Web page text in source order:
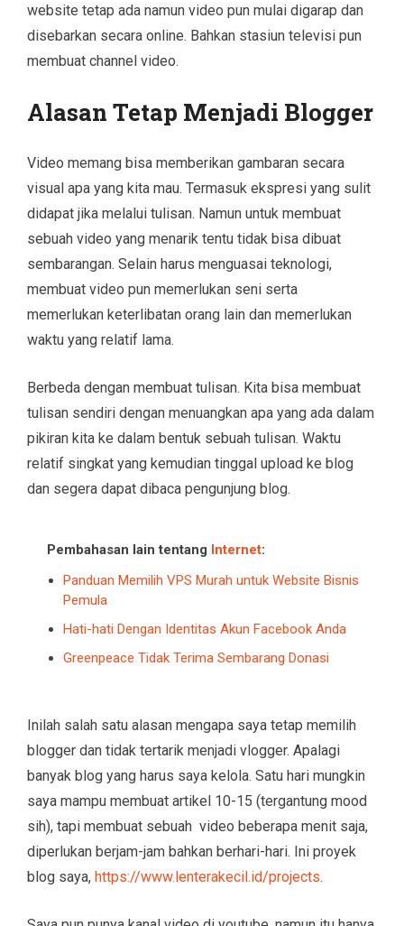
website tetap ada namun video pun mulai digarap dan
disebarkan secara online. Bahkan stasiun televisi pun
membuat channel video.
Alasan Tetap Menjadi Blogger
Video memang bisa memberikan gambaran secara
visual apa yang kita mau. Termasuk ekspresi yang sulit
didapat jika melalui tulisan. Namun untuk membuat
sebuah video yang menarik tentu tidak bisa dibuat
sembarangan. Selain harus menguasai teknologi,
membuat video pun memerlukan seni serta
memerlukan keterlibatan orang lain dan memerlukan
waktu yang relatif lama.
Berbeda dengan membuat tulisan. Kita bisa membuat
tulisan sendiri dengan menuangkan apa yang ada dalam
pikiran kita ke dalam bentuk sebuah tulisan. Waktu
relatif singkat yang kemudian tinggal upload ke blog
dan segera dapat dibaca pengunjung blog.
Pembahasan lain tentang Internet:
Panduan Memilih VPS Murah untuk Website Bisnis
Pemula
Hati-hati Dengan Identitas Akun Facebook Anda
Greenpeace Tidak Terima Sembarang Donasi
Inilah salah satu alasan mengapa saya tetap memilih
blogger dan tidak tertarik menjadi vlogger. Apalagi
banyak blog yang harus saya kelola. Satu hari mungkin
saya mampu membuat artikel 10-15 (tergantung mood
sih), tapi membuat sebuah video beberapa menit saja,
diperlukan berjam-jam bahkan berhari-hari. Ini proyek
blog saya, https://www.lenterakecil.id/projects.